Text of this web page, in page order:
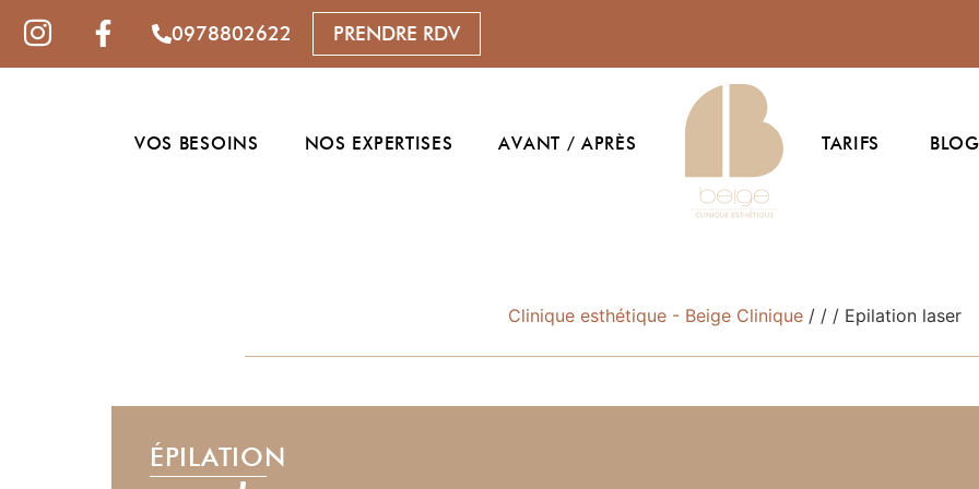
0978802622 PRENDRE RDV
VOS BESOINS NOS EXPERTISES AVANT / APRÈS TARIFS BLOG
Clinique esthétique - Beige Clinique/ / / Epilation laser
ÉPILATION